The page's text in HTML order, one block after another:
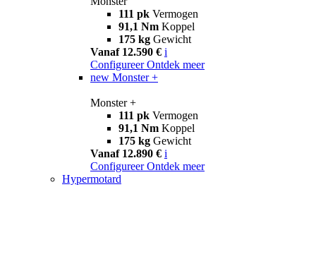
111 pk Vermogen
91,1 Nm Koppel
175 kg Gewicht
Vanaf 12.590 € i
Configureer Ontdek meer
new Monster +
Monster +
111 pk Vermogen
91,1 Nm Koppel
175 kg Gewicht
Vanaf 12.890 € i
Configureer Ontdek meer
Hypermotard